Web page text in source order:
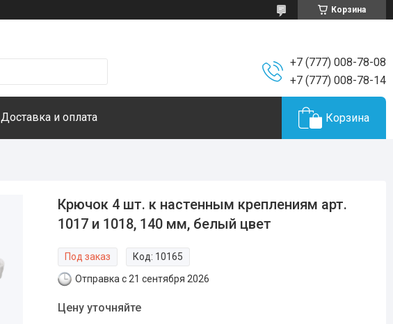
Корзина
+7 (777) 008-78-08
+7 (777) 008-78-14
Доставка и оплата Корзина
Крючок 4 шт. к настенным креплениям арт.
1017 и 1018, 140 мм, белый цвет
Под заказ Код: 10165
Отправка с 21 сентября 2026
Цену уточняйте